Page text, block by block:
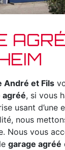
André et Fils
agréé, si vous
usant d’une
nous
Nous vous
garage agréé